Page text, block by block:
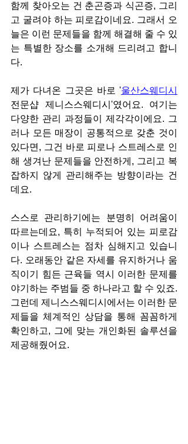
함께 찾아오는 건 춘곤증과 식곤증, 그리
고 굴려야 하는 피로감이네요. 그래서 오
늘은 이런 문제들을 함께 해결해 줄 수 있
는 특별한 장소를 소개해 드리려고 합니
다.
제가 다녀온 그곳은 바로 '울산스웨디시
전문샵 제니스스웨디시'였어요. 여기는
다양한 관리 과정들이 제각각이에요. 그
러나 모든 매장이 공통적으로 갖춘 것이
있다면, 그건 바로 피로나 스트레스로 인
해 생겨난 문제들을 안전하게, 그리고 복
잡하지 않게 관리해주는 방향이라는 건
데요.
스스로 관리하기에는 분명히 어려움이
따르는데요, 특히 누적되어 있는 피로감
이나 스트레스는 점차 심해지고 있습니
다. 오래동안 같은 자세를 유지하거나 움
직이기 힘든 근육들 역시 이러한 문제를
야기하는 주범들 중 하나라고 할 수 있죠.
그런데 제니스스웨디시에서는 이러한 문
제들을 체계적인 상담을 통해 꼼꼼하게
확인하고, 그에 맞는 개인화된 솔루션을
제공해줬어요.